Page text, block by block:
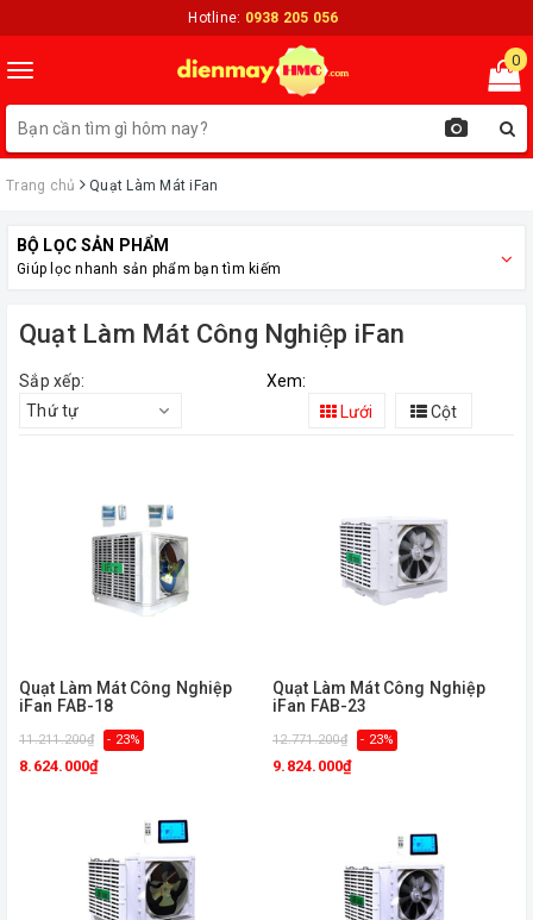
Hotline: 0938 205 056
Toggle
navigation
0
Trang chủ Quạt Làm Mát iFan
BỘ LỌC SẢN PHẨM
Giúp lọc nhanh sản phẩm bạn tìm kiếm
Quạt Làm Mát Công Nghiệp iFan
Sắp xếp:
Thứ tự
Xem:
Lưới
Cột
Quạt Làm Mát Công Nghiệp
iFan FAB-18
11.211.200₫ - 23%
8.624.000₫
Quạt Làm Mát Công Nghiệp
iFan FAB-23
12.771.200₫ - 23%
9.824.000₫